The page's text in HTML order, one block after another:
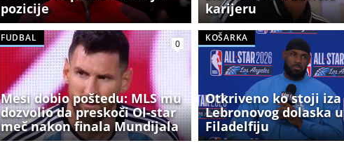
pozicije
karijeru
Mesi dobio poštedu: MLS mu
dozvolio da preskoči Ol-star
meč nakon finala Mundijala
FUDBAL
0
Otkriveno ko stoji iza
Lebronovog dolaska u
Filadelfiju
KOŠARKA